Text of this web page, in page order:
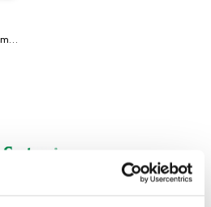
SoloCare Aqua -linssinesteen mukana tulee piilolinssikotelo. Se on valmistettu uudella microblock menetelmällä, mikä takaa anti-bakteerisen puhdistumisen.